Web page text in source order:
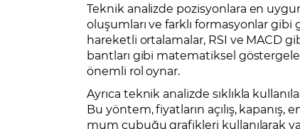
Teknik analizde pozisyonlara en
oluşumları ve farklı formasyonlar gibi
hareketli ortalamalar, RSI ve MACD
bantları gibi matematiksel
önemli rol oynar.
Ayrıca teknik analizde sıklıkla
Bu yöntem, fiyatların açılış,
mum çubuğu grafikleri kullanılarak